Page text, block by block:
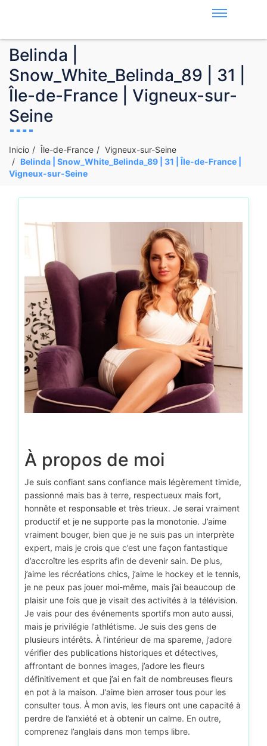
Belinda |
Snow_White_Belinda_89 | 31 |
Île-de-France | Vigneux-sur-
Seine
Inicio Île-de-France
Vigneux-sur-Seine
Belinda | Snow_White_Belinda_89 | 31 | Île-de-France |
Vigneux-sur-Seine
À propos de moi
Je suis confiant sans confiance mais légèrement timide,
passionné mais bas à terre, respectueux mais fort,
honnête et responsable et très trieux. Je serai vraiment
productif et je ne supporte pas la monotonie. J’aime
vraiment bouger, bien que je ne suis pas un interprète
expert, mais je crois que c’est une façon fantastique
d’accroître les esprits afin de devenir sain. De plus,
j’aime les récréations chics, j’aime le hockey et le tennis,
je ne peux pas jouer moi-même, mais j’ai beaucoup de
plaisir une fois que je visait des activités à la télévision.
Je vais pour des événements sportifs mon auto aussi,
mais je privilégie l’athlétisme. Je suis des gens de
plusieurs intérêts. À l’intérieur de ma spareme, j’adore
vérifier des publications historiques et détectives,
affrontant de bonnes images, j’adore les fleurs
définitivement et que j’ai en fait de nombreuses fleurs
en pot à la maison. J’aime bien arroser tous pour les
consulter tous. À mon avis, les fleurs ont une capacité à
perdre de l’anxiété et à obtenir un calme. En outre,
comprenez l’anglais dans mon temps libre.